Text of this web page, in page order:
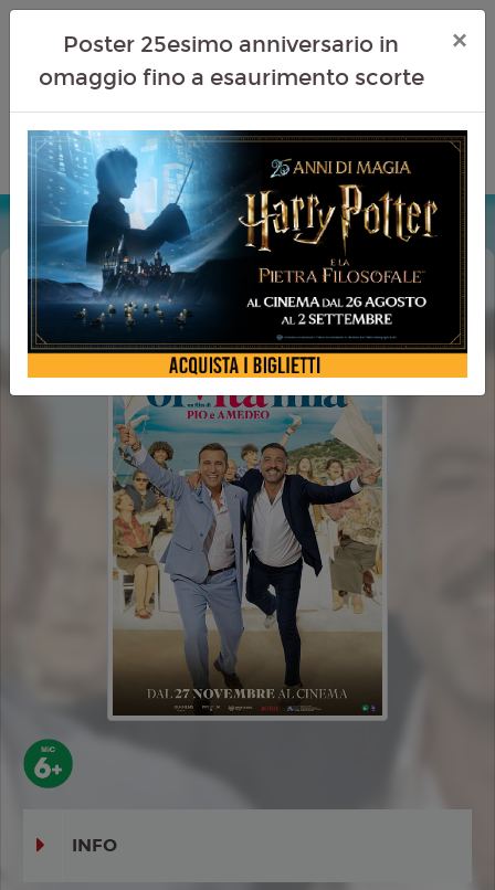
OI VITA MIA
HAPPYCINEFAMILY
INFO
Poster 25esimo anniversario in
omaggio fino a esaurimento scorte
×